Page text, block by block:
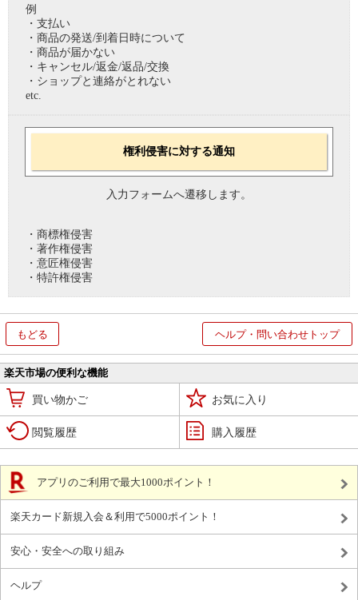
例
・支払い
・商品の発送/到着日時について
・商品が届かない
・キャンセル/返金/返品/交換
・ショップと連絡がとれない
etc.
権利侵害に対する通知
入力フォームへ遷移します。
・商標権侵害
・著作権侵害
・意匠権侵害
・特許権侵害
もどる ヘルプ・問い合わせトップ
楽天市場の便利な機能
買い物かご お気に入り
閲覧履歴 購入履歴
アプリのご利用で最大1000ポイント！
楽天カード新規入会＆利用で5000ポイント！
安心・安全への取り組み
ヘルプ